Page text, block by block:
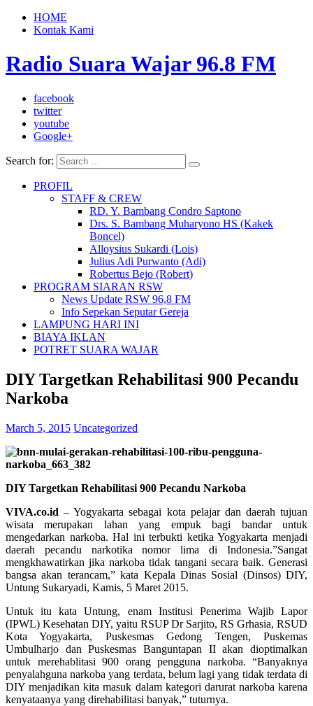
HOME
Kontak Kami
Radio Suara Wajar 96.8 FM
facebook
twitter
youtube
Google+
Search for:
PROFIL
STAFF & CREW
RD. Y. Bambang Condro Saptono
Drs. S. Bambang Muharyono HS (Kakek
Boncel)
Alloysius Sukardi (Lois)
Julius Adi Purwanto (Adi)
Robertus Bejo (Robert)
PROGRAM SIARAN RSW
News Update RSW 96,8 FM
Info Sepekan Seputar Gereja
LAMPUNG HARI INI
BIAYA IKLAN
POTRET SUARA WAJAR
DIY Targetkan Rehabilitasi 900 Pecandu
Narkoba
March 5, 2015 Uncategorized
DIY Targetkan Rehabilitasi 900 Pecandu Narkoba
VIVA.co.id – Yogyakarta sebagai kota pelajar dan daerah tujuan
wisata merupakan lahan yang empuk bagi bandar untuk
mengedarkan narkoba. Hal ini terbukti ketika Yogyakarta menjadi
daerah pecandu narkotika nomor lima di Indonesia.”Sangat
mengkhawatirkan jika narkoba tidak tangani secara baik. Generasi
bangsa akan terancam,” kata Kepala Dinas Sosial (Dinsos) DIY,
Untung Sukaryadi, Kamis, 5 Maret 2015.
Untuk itu kata Untung, enam Institusi Penerima Wajib Lapor
(IPWL) Kesehatan DIY, yaitu RSUP Dr Sarjito, RS Grhasia, RSUD
Kota Yogyakarta, Puskesmas Gedong Tengen, Puskemas
Umbulharjo dan Puskesmas Banguntapan II akan dioptimalkan
untuk merehablitasi 900 orang pengguna narkoba. “Banyaknya
penyalahguna narkoba yang terdata, belum lagi yang tidak terdata di
DIY menjadikan kita masuk dalam kategori darurat narkoba karena
kenyataanya yang direhabilitasi banyak,” tuturnya.